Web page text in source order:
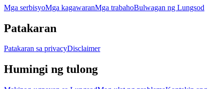
Mga serbisyoMga kagawaranMga trabahoBulwagan ng Lungsod
Patakaran
Patakaran sa privacyDisclaimer
Humingi ng tulong